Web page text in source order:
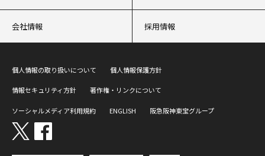
会社情報 採用情報
個人情報の取り扱いについて 個人情報保護方針
情報セキュリティ方針 著作権・リンクについて
ソーシャルメディア利用規約 ENGLISH 阪急阪神東宝グループ